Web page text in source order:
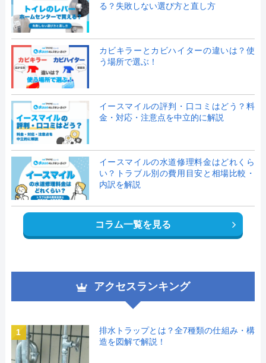
る？失敗しない選び方と直し方
カビキラーとカビハイターの違いは？使
う場所で選ぶ！
イースマイルの評判・口コミはどう？料
金・対応・注意点を中立的に解説
イースマイルの水道修理料金はどれくら
い？トラブル別の費用目安と相場比較・
内訳を解説
コラム一覧を見る
アクセスランキング
1
排水トラップとは？全7種類の仕組み・構
造を図解で解説！